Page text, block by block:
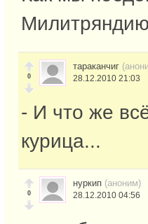
0
тараканчиг
28.12.2010 21:03
- И что же
курица...
0
нуркип (аноним)
28.12.2010 04:56